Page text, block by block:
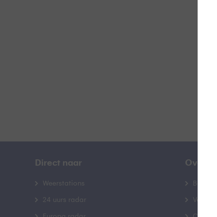
Direct naar
Weerstations
24 uurs radar
Over